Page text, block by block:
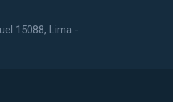
15088, Lima -